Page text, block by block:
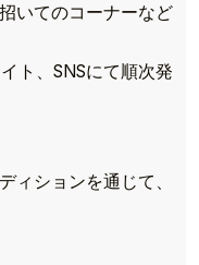
いてのコーナーなど
ト、SNSにて順次発
ィションを通じて、